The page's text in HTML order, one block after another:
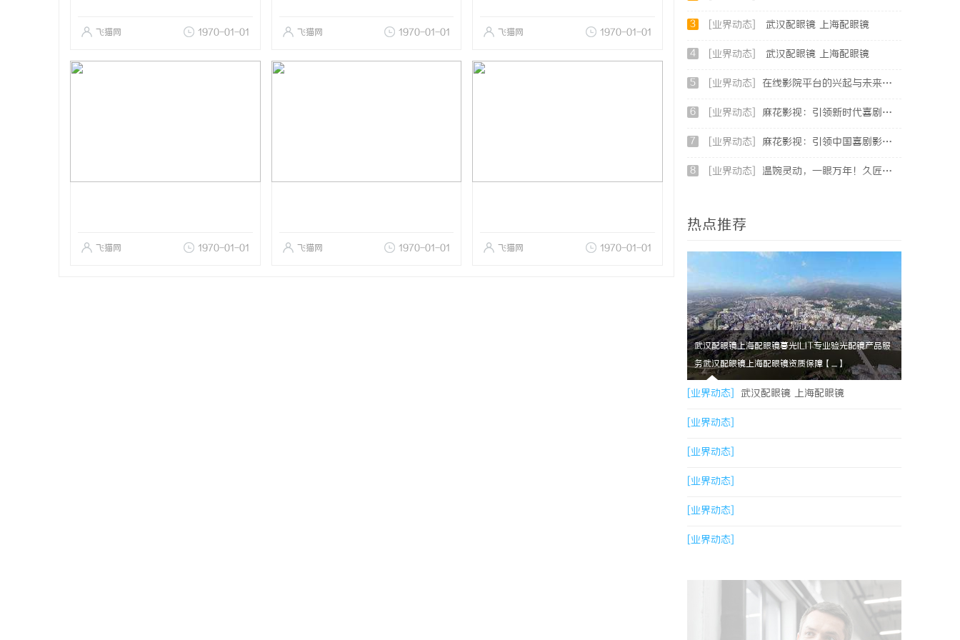
飞猫网 1970-01-01 飞猫网 1970-01-01 飞猫网 1970-01-01
飞猫网 1970-01-01 飞猫网 1970-01-01 飞猫网 1970-01-01
3 [业界动态] 武汉配眼镜 上海配眼镜
4 [业界动态] 武汉配眼镜 上海配眼镜
5 [业界动态] 在线影院平台的兴起与未来发展趋势深度解析
6 [业界动态] 麻花影视：引领新时代喜剧影视创作的先锋力量
7 [业界动态] 麻花影视：引领中国喜剧影视的新潮流与文化创新
8 [业界动态] 温婉灵动，一眼万年！久匠量身定制的眉眼唇，才是你整张脸的点睛之笔！淡颜系女生的气质加分项
热点推荐
武汉配眼镜上海配眼镜暮光ILIT专业验光配镜产品服
务武汉配眼镜上海配眼镜资质保障【....】
[业界动态] 武汉配眼镜 上海配眼镜
[业界动态]
[业界动态]
[业界动态]
[业界动态]
[业界动态]